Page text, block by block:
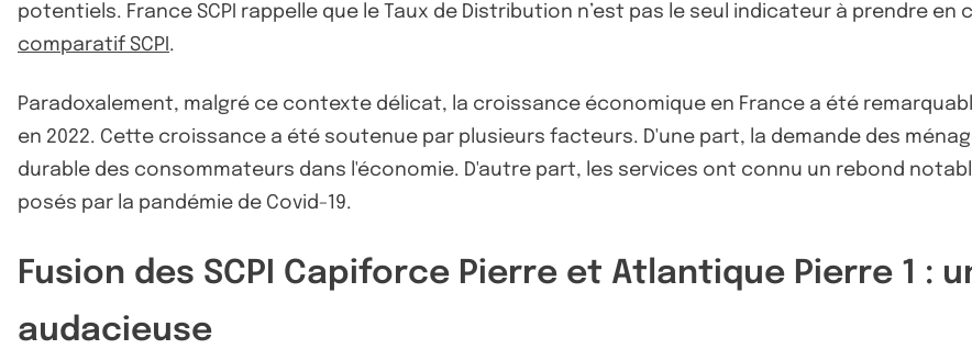
potentiels. France SCPI rappelle que le Taux de Distribution n’est pas le seul indicateur à prendre
comparatif SCPI .
Paradoxalement, malgré ce contexte délicat, la croissance économique en France a été
en 2022. Cette croissance a été soutenue par plusieurs facteurs. D'une part, la demande des
durable des consommateurs dans l'économie. D'autre part, les services ont connu un rebond
posés par la pandémie de Covid-19.
Fusion des SCPI Capiforce Pierre et Atlantique Pierre 1 :
audacieuse